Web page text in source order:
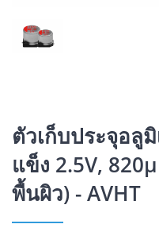
ตัวเก็บประจุอลู
แข็ง 2.5V,
พื้นผิว) - AVHT